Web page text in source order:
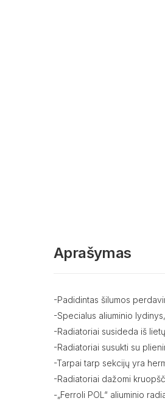
Aprašymas
-Padidintas šilumos
-Specialus aliuminio
-Radiatoriai susideda iš
-Radiatoriai susukti su
-Tarpai tarp sekcijų yra
-Radiatoriai dažomi
-„Ferroli POL“ aliuminio